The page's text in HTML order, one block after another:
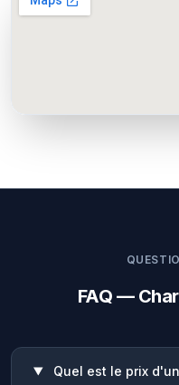
FAQ —
Quel est le prix